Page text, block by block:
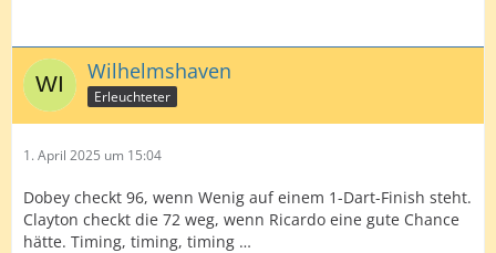
Wilhelmshaven
Erleuchteter
1. April 2025 um 15:04
Dobey checkt 96, wenn Wenig auf einem 1-Dart-Finish steht.
Clayton checkt die 72 weg, wenn Ricardo eine gute Chance
hätte. Timing, timing, timing …